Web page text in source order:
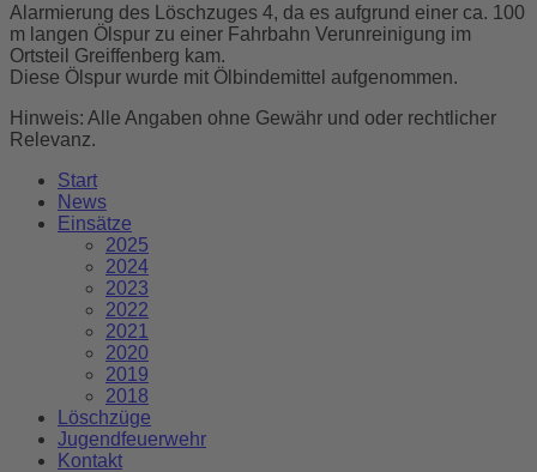
Alarmierung des Löschzuges 4, da es aufgrund einer ca. 100
m langen Ölspur zu einer Fahrbahn Verunreinigung im
Ortsteil Greiffenberg kam.
Diese Ölspur wurde mit Ölbindemittel aufgenommen.
Hinweis: Alle Angaben ohne Gewähr und oder rechtlicher
Relevanz.
Start
News
Einsätze
2025
2024
2023
2022
2021
2020
2019
2018
Löschzüge
Jugendfeuerwehr
Kontakt